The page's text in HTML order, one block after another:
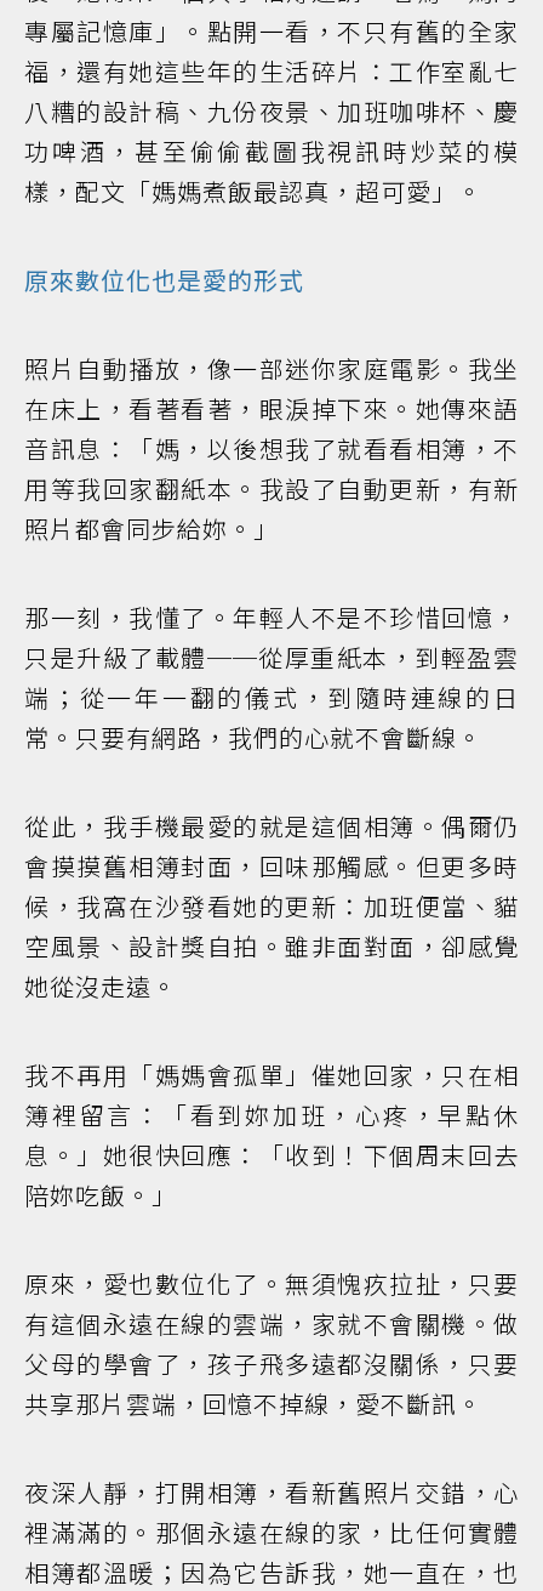
專屬記憶庫」。點開一看，不只有舊的全家
福，還有她這些年的生活碎片：工作室亂七
八糟的設計稿、九份夜景、加班咖啡杯、慶
功啤酒，甚至偷偷截圖我視訊時炒菜的模
樣，配文「媽媽煮飯最認真，超可愛」。
原來數位化也是愛的形式
照片自動播放，像一部迷你家庭電影。我坐
在床上，看著看著，眼淚掉下來。她傳來語
音訊息：「媽，以後想我了就看看相簿，不
用等我回家翻紙本。我設了自動更新，有新
照片都會同步給妳。」
那一刻，我懂了。年輕人不是不珍惜回憶，
只是升級了載體──從厚重紙本，到輕盈雲
端；從一年一翻的儀式，到隨時連線的日
常。只要有網路，我們的心就不會斷線。
從此，我手機最愛的就是這個相簿。偶爾仍
會摸摸舊相簿封面，回味那觸感。但更多時
候，我窩在沙發看她的更新：加班便當、貓
空風景、設計獎自拍。雖非面對面，卻感覺
她從沒走遠。
我不再用「媽媽會孤單」催她回家，只在相
簿裡留言：「看到妳加班，心疼，早點休
息。」她很快回應：「收到！下個周末回去
陪妳吃飯。」
原來，愛也數位化了。無須愧疚拉扯，只要
有這個永遠在線的雲端，家就不會關機。做
父母的學會了，孩子飛多遠都沒關係，只要
共享那片雲端，回憶不掉線，愛不斷訊。
夜深人靜，打開相簿，看新舊照片交錯，心
裡滿滿的。那個永遠在線的家，比任何實體
相簿都溫暖；因為它告訴我，她一直在，也